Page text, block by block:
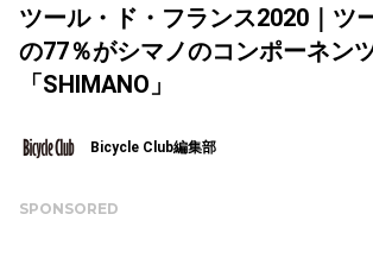
ツール・ド・フランス2020｜ツ
の77％がシマノのコンポーネン
「SHIMANO」
Bicycle Club編集部
SPONSORED